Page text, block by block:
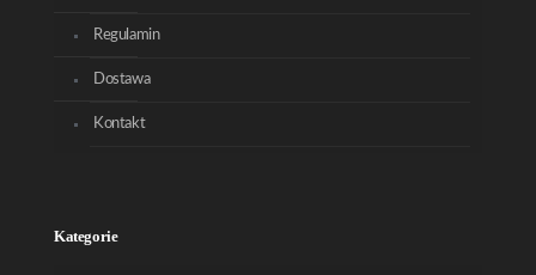
Regulamin
Dostawa
Kontakt
Kategorie